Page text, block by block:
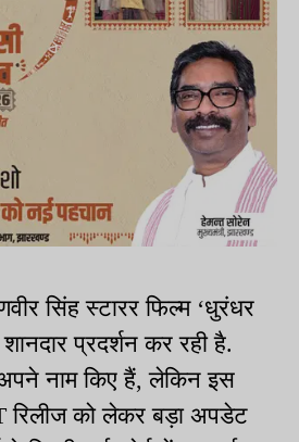
सिंह स्टारर फिल्म ‘धुरंधर
प्रदर्शन कर रही है.
नाम किए हैं, लेकिन इस
रिलीज को लेकर बड़ा अपडेट